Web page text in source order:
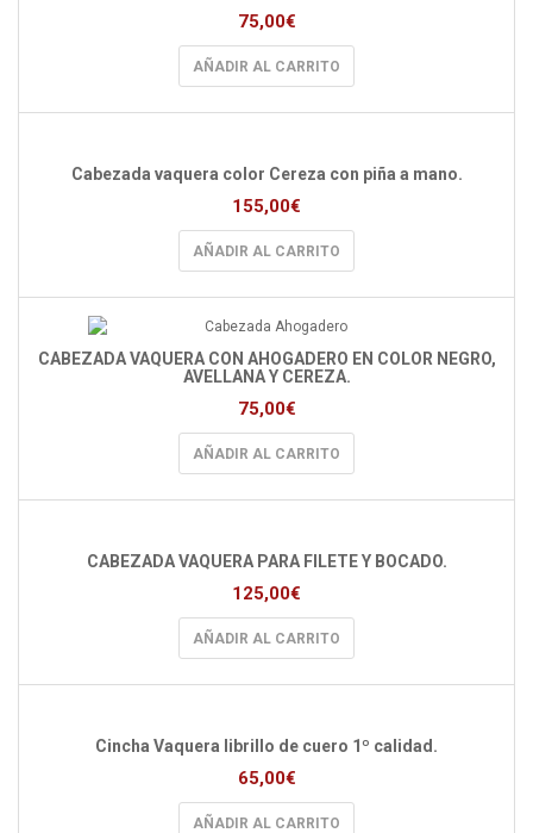
75,00€
AÑADIR AL CARRITO
Cabezada vaquera color Cereza con piña a mano.
155,00€
AÑADIR AL CARRITO
CABEZADA VAQUERA CON AHOGADERO EN COLOR NEGRO,
AVELLANA Y CEREZA.
75,00€
AÑADIR AL CARRITO
CABEZADA VAQUERA PARA FILETE Y BOCADO.
125,00€
AÑADIR AL CARRITO
Cincha Vaquera librillo de cuero 1º calidad.
65,00€
AÑADIR AL CARRITO